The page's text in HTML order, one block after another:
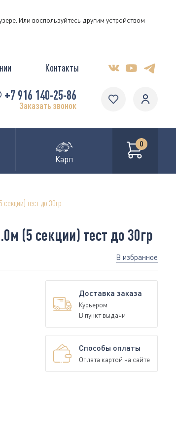
Или воспользуйтесь другим устройством
Контакты
+7 916 140-25-86
Заказать звонок
Карп
0
тест до 30гр
(5 секции) тест до 30гр
В избранное
Доставка заказа
Курьером
В пункт выдачи
Способы оплаты
Оплата картой на сайте